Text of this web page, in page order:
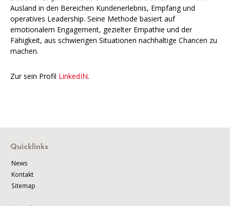
Ausland in den Bereichen Kundenerlebnis, Empfang und
operatives Leadership. Seine Methode basiert auf
emotionalem Engagement, gezielter Empathie und der
Fähigkeit, aus schwierigen Situationen nachhaltige Chancen zu
machen.
Zur sein Profil LinkedIN.
Quicklinks
News
Kontakt
Sitemap